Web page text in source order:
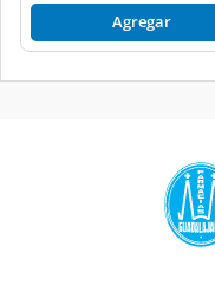
Agregar